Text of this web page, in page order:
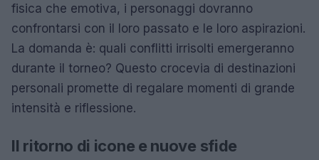
fisica che emotiva, i personaggi dovranno
confrontarsi con il loro passato e le loro aspirazioni.
La domanda è: quali conflitti irrisolti emergeranno
durante il torneo? Questo crocevia di destinazioni
personali promette di regalare momenti di grande
intensità e riflessione.
Il ritorno di icone e nuove sfide